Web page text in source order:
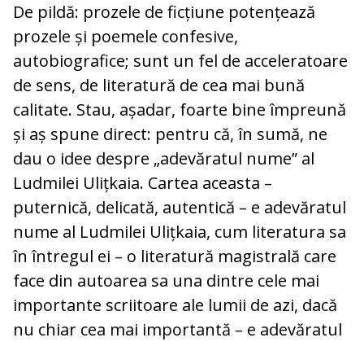
De pildă: prozele de ficțiune potențează
prozele și poemele confesive,
autobiografice; sunt un fel de acceleratoare
de sens, de literatură de cea mai bună
calitate. Stau, așadar, foarte bine împreună
și aș spune direct: pentru că, în sumă, ne
dau o idee despre „adevăratul nume” al
Ludmilei Ulițkaia. Cartea aceasta –
puternică, delicată, autentică – e adevăratul
nume al Ludmilei Ulițkaia, cum literatura sa
în întregul ei – o literatură magistrală care
face din autoarea sa una dintre cele mai
importante scriitoare ale lumii de azi, dacă
nu chiar cea mai importantă – e adevăratul